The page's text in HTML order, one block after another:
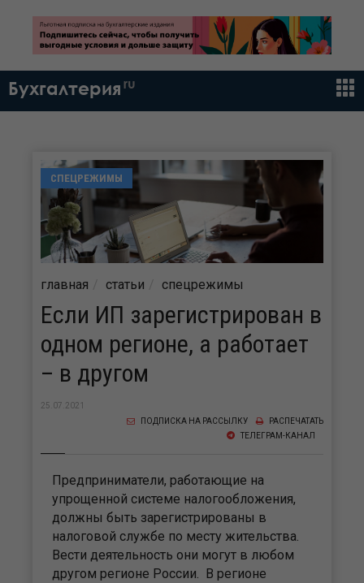
Бухгалтерия ru
СПЕЦРЕЖИМЫ
главная статьи спецрежимы
Если ИП зарегистрирован в
одном регионе, а работает
– в другом
25.07.2021
РАСПЕЧАТАТЬ
ПОДПИСКА НА РАССЫЛКУ
ТЕЛЕГРАМ-КАНАЛ
Предприниматели, работающие на
упрощенной системе налогообложения,
должны быть зарегистрированы в
налоговой службе по месту жительства.
Вести деятельность они могут в любом
другом регионе России. В регионе